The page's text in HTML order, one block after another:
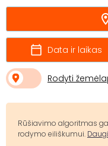
Data ir laikas
Rodyti
Rūšiavimo algoritmas
rodymo eiliškumui.